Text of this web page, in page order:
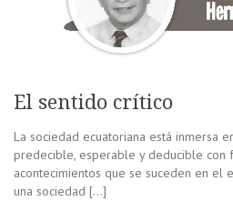
El sentido crítico
La sociedad ecuatoriana está inmersa
predecible, esperable y deducible con
acontecimientos que se suceden en el
una sociedad […]